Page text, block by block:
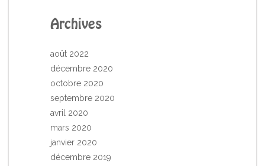
Archives
août 2022
décembre 2020
octobre 2020
septembre 2020
avril 2020
mars 2020
janvier 2020
décembre 2019